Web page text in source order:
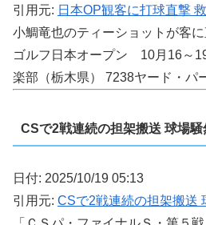
引用元: 日本OP観客に打球直撃
小鯛竜也のティーショットが客
ゴルフ日本オープン 10月16～
楽部（栃木県） 7238ヤード・パ
CSで2戦連続の担架搬送 球場騒
日付: 2025/10/19 05:13
引用元: CSで2戦連続の担架搬送